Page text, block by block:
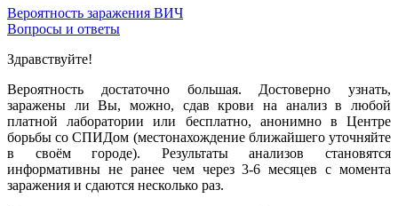
Вероятность заражения ВИЧ
Вопросы и ответы
Здравствуйте!
Вероятность достаточно большая. Достоверно узнать,
заражены ли Вы, можно, сдав крови на анализ в любой
платной лаборатории или бесплатно, анонимно в Центре
борьбы со СПИДом (местонахождение ближайшего уточняйте
в своём городе). Результаты анализов становятся
информативны не ранее чем через 3-6 месяцев с момента
заражения и сдаются несколько раз.